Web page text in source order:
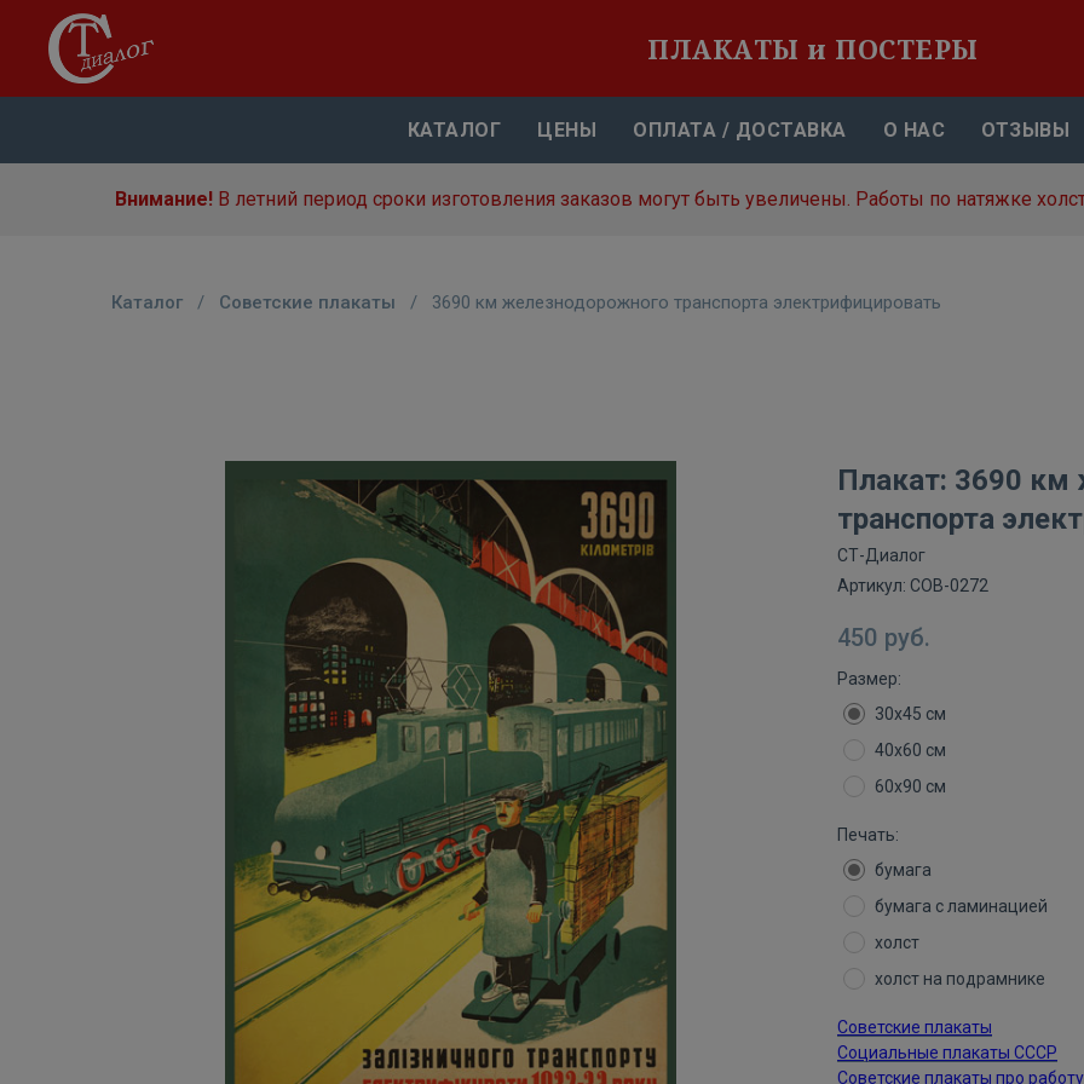
ПЛАКАТЫ и ПОСТЕРЫ
КАТАЛОГ ЦЕНЫ ОПЛАТА / ДОСТАВКА О НАС ОТЗЫВЫ
Внимание! В летний период сроки изготовления заказов могут быть увеличены. Работы по натяжке
Каталог / Советские плакаты / 3690 км железнодорожного транспорта электрифицировать
Плакат: 3690 км
транспорта
СТ-Диалог
Артикул: СОВ-0272
450 руб.
Размер:
30х45 см
40х60 см
60х90 см
Печать:
бумага
бумага с ламинацией
холст
холст на подрамнике
Советские плакаты
Социальные плакаты СССР
Советские плакаты про